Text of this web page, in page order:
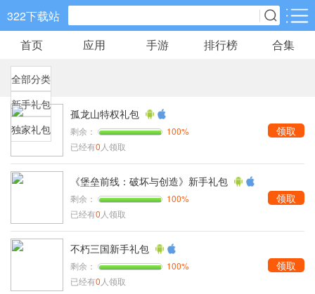
322下载站
手游分类 应用分类
卡牌回合
648款手游
133款手游
棋牌游戏
0款手游
38款手游
30款手游
策略塔防
60款手游
体育竞速
冒险解谜
模拟经营
30款手游
音乐舞蹈
儿童教育
首页 应用 手游 排行榜 合集
全部分类
新手礼包
独家礼包
领取
孤龙山特权礼包
剩余：
100%
已经有0 人领取
领取
《堡垒前线：破坏与创造》新手礼包
剩余：
100%
已经有0 人领取
领取
不朽三国新手礼包
剩余：
100%
已经有0 人领取